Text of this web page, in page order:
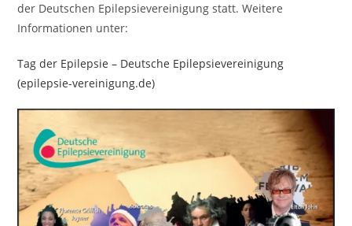
der Deutschen Epilepsievereinigung statt. Weitere
Informationen unter:
Tag der Epilepsie – Deutsche Epilepsievereinigung
(epilepsie-vereinigung.de)